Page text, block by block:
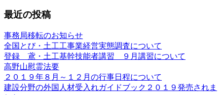
最近の投稿
事務局移転のお知らせ
全国とび・土工工事業経営実態調査について
登録 鳶・土工基幹技能者講習 ９月講習について
高野山慰霊法要
２０１９年８月～１２月の行事日程について
建設分野の外国人材受入れガイドブック２０１９発売されま